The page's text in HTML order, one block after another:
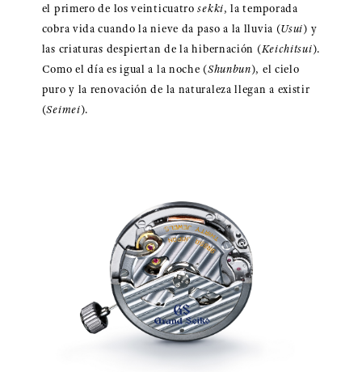
el primero de los veinticuatrosekki, la temporada
cobra vida cuando la nieve da paso a la lluvia (Usui) y
las criaturas despiertan de la hibernación (Keichitsui).
Como el día es igual a la noche (Shunbun), el cielo
puro y la renovación de la naturaleza llegan a existir
(Seimei).